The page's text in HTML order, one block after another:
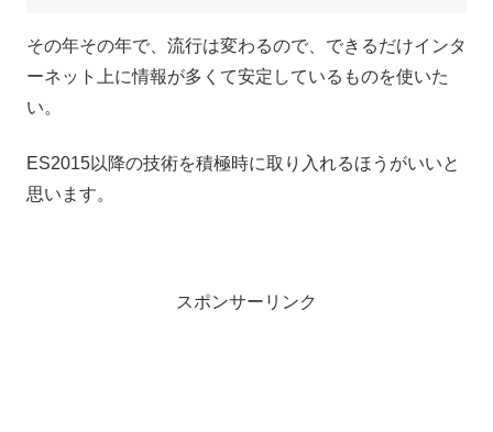
その年その年で、流行は変わるので、できるだけインタ
ーネット上に情報が多くて安定しているものを使いた
い。
ES2015以降の技術を積極時に取り入れるほうがいいと
思います。
スポンサーリンク